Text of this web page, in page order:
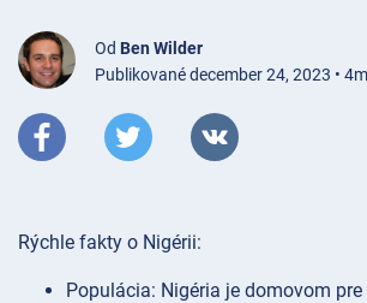
Od Ben Wilder
Publikované december 24, 2023 •
Rýchle fakty o Nigérii:
Populácia: Nigéria je domovom